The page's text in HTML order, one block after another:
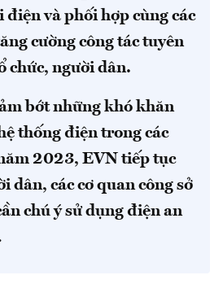
điện và phối hợp cùng các
cường công tác tuyên
chức, người dân.
bớt những khó khăn
thống điện trong các
2023, EVN tiếp tục
dân, các cơ quan công sở
chú ý sử dụng điện an